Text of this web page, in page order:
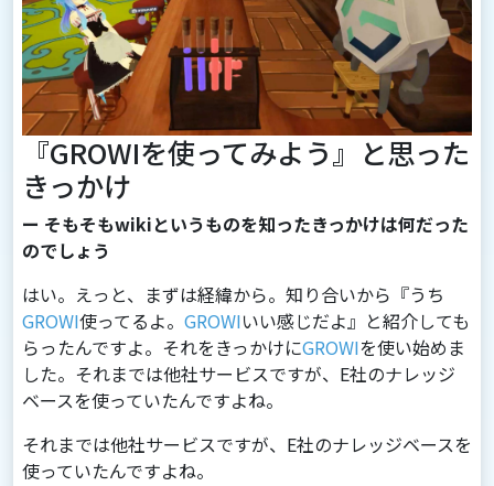
『GROWIを使ってみよう』と思った
きっかけ
ー そもそもwikiというものを知ったきっかけは何だった
のでしょう
はい。えっと、まずは経緯から。知り合いから『うち
GROWI使ってるよ。 GROWIいい感じだよ』と紹介しても
らったんですよ。それをきっかけにGROWIを使い始めま
した。それまでは他社サービスですが、E社のナレッジ
ベースを使っていたんですよね。
それまでは他社サービスですが、E社のナレッジベースを
使っていたんですよね。